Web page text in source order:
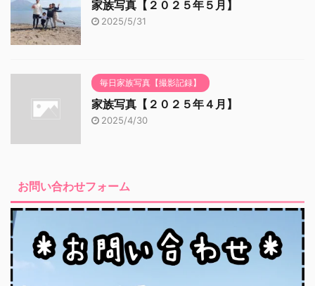
家族写真【２０２５年５月】
2025/5/31
毎日家族写真【撮影記録】
家族写真【２０２５年４月】
2025/4/30
お問い合わせフォーム